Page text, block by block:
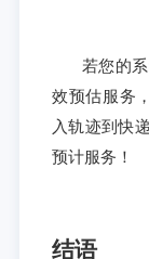
若您的
效预估服务
入轨迹到快
预计服务！
结语